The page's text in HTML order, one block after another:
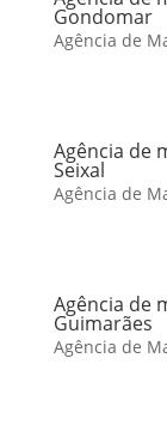
Gondomar
Agência de
Agência de
Seixal
Agência de
Agência de
Guimarães
Agência de